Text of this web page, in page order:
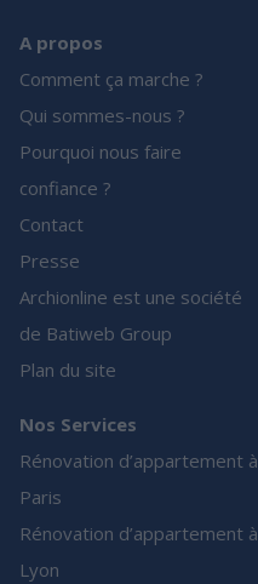
A propos
Comment ça marche ?
Qui sommes-nous ?
Pourquoi nous faire
confiance ?
Contact
Presse
Archionline est une société
de Batiweb Group
Plan du site
Nos Services
Rénovation d’appartement à
Paris
Rénovation d’appartement à
Lyon